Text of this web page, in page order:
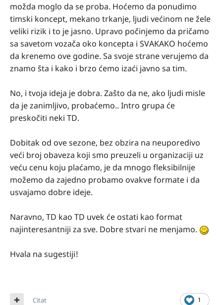
možda moglo da se proba. Hoćemo da ponudimo
timski koncept, mekano trkanje, ljudi većinom ne žele
veliki rizik i to je jasno. Upravo počinjemo da pričamo
sa savetom vozača oko koncepta i SVAKAKO hoćemo
da krenemo ove godine. Sa svoje strane verujemo da
znamo šta i kako i brzo ćemo izaći javno sa tim.
No, i tvoja ideja je dobra. Zašto da ne, ako ljudi misle
da je zanimljivo, probaćemo.. Intro grupa će
preskočiti neki TD.
Dobitak od ove sezone, bez obzira na neuporedivo
veći broj obaveza koji smo preuzeli u organizaciji uz
veću cenu koju plaćamo, je da mnogo fleksibilnije
možemo da zajedno probamo ovakve formate i da
usvajamo dobre ideje.
Naravno, TD kao TD uvek će ostati kao format
najinteresantniji za sve. Dobre stvari ne menjamo.
Hvala na sugestiji!
1
Citat